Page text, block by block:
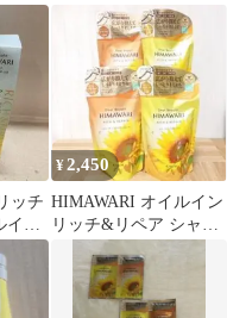
ョナー HIMAWARI
ッチ
イン
ィシ
¥2,450
HIMAWARI オイルイン
リッチ&リペア シャン